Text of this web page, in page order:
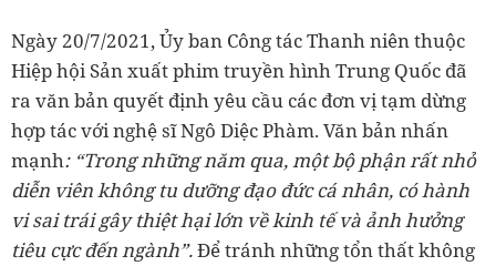
Ngày 20/7/2021, Ủy ban Công tác Thanh niên thuộc
Hiệp hội Sản xuất phim truyền hình Trung Quốc đã
ra văn bản quyết định yêu cầu các đơn vị tạm dừng
hợp tác với nghệ sĩ Ngô Diệc Phàm. Văn bản nhấn
mạnh: “Trong những năm qua, một bộ phận rất nhỏ
diễn viên không tu dưỡng đạo đức cá nhân, có hành
vi sai trái gây thiệt hại lớn về kinh tế và ảnh hưởng
tiêu cực đến ngành”.Để tránh những tổn thất không